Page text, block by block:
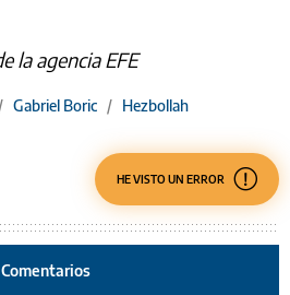
la agencia EFE
/ Gabriel Boric / Hezbollah
HE VISTO UN ERROR
Comentarios